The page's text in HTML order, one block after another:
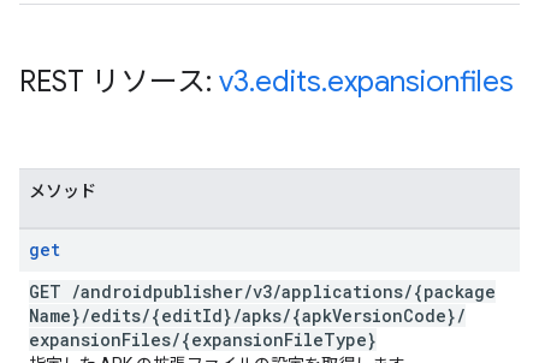
REST リソース: v3.edits.expansionfiles
メソッド
get
GET /androidpublisher/v3/applications/{package
Name}/edits/{editId}/apks/{apkVersionCode}/
expansionFiles/{expansionFileType}